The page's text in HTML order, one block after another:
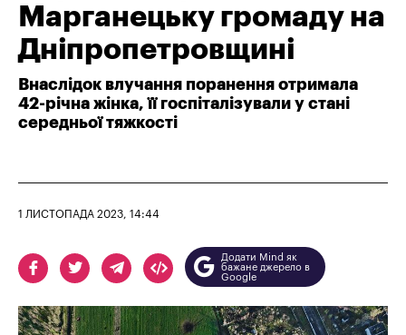
Марганецьку громаду на
Дніпропетровщині
Внаслідок влучання поранення отримала
42-річна жінка, її госпіталізували у стані
середньої тяжкості
1 ЛИСТОПАДА 2023, 14:44
Додати Mind як
бажане джерело в
Google